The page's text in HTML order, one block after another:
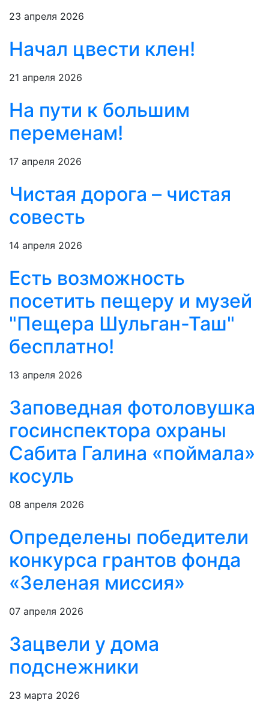
23 апреля 2026
Начал цвести клен!
21 апреля 2026
На пути к большим
переменам!
17 апреля 2026
Чистая дорога – чистая
совесть
14 апреля 2026
Есть возможность
посетить пещеру и музей
"Пещера Шульган-Таш"
бесплатно!
13 апреля 2026
Заповедная фотоловушка
госинспектора охраны
Сабита Галина «поймала»
косуль
08 апреля 2026
Определены победители
конкурса грантов фонда
«Зеленая миссия»
07 апреля 2026
Зацвели у дома
подснежники
23 марта 2026